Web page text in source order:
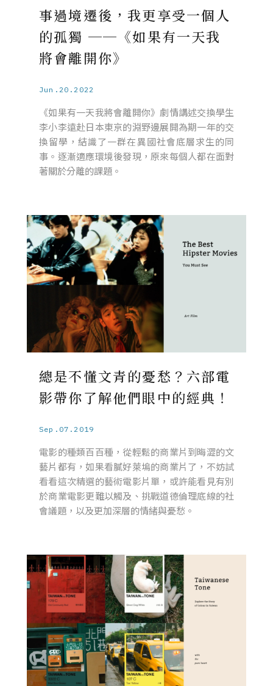
事過境遷後，我更享受一個人
的孤獨 ──《如果有一天我
將會離開你》
Jun.20.2022
《如果有一天我將會離開你》劇情講述交換學生
李小李遠赴日本東京的淵野邊展開為期一年的交
換留學，結識了一群在異國社會底層求生的同
事。逐漸適應環境後發現，原來每個人都在面對
著關於分離的課題。
總是不懂文青的憂愁？六部電
影帶你了解他們眼中的經典！
Sep.07.2019
電影的種類百百種，從輕鬆的商業片到晦澀的文
藝片都有，如果看膩好萊塢的商業片了，不妨試
看看這次精選的藝術電影片單，或許能看見有別
於商業電影更難以觸及、挑戰道德倫理底線的社
會議題，以及更加深層的情緒與憂愁。